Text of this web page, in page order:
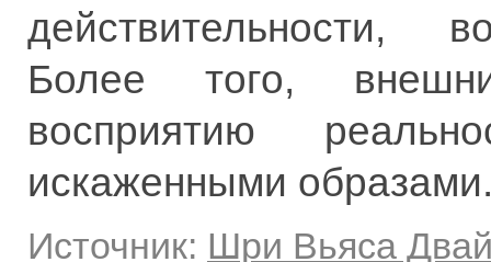
действительности,
Более того,
восприятию
искаженными
Источник: Шри Вьяса